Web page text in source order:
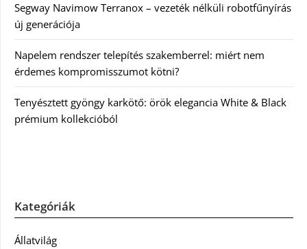
Segway Navimow Terranox – vezeték nélküli robotfűnyírás
új generációja
Napelem rendszer telepítés szakemberrel: miért nem
érdemes kompromisszumot kötni?
Tenyésztett gyöngy karkötő: örök elegancia White & Black
prémium kollekcióból
Kategóriák
Állatvilág